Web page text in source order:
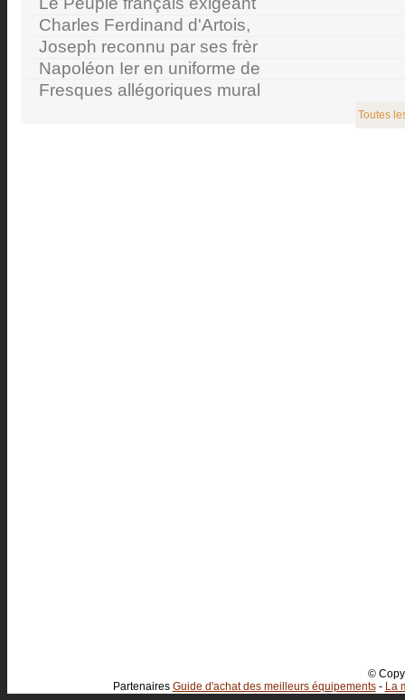
Charles Ferdinand d'Artois,
Joseph reconnu par ses frèr
Napoléon Ier en uniforme de
Fresques allégoriques mural
Toutes
©
Partenaires Guide d'achat des meilleurs équipements- La